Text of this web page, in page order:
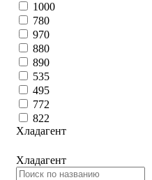
1000
780
970
880
890
535
495
772
822
Хладагент
Хладагент